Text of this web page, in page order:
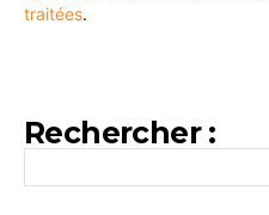
traitées.
Rechercher :